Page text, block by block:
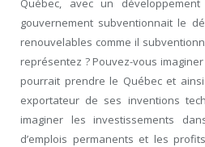
Québec, avec un
gouvernement subventionnait le
renouvelables comme il
représentez ? Pouvez-vous
pourrait prendre le Québec et
exportateur de ses inventions
imaginer les investissements
d’emplois permanents et les